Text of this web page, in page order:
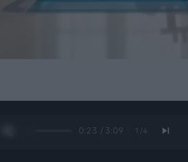
0:24 / 3:09 1 /4